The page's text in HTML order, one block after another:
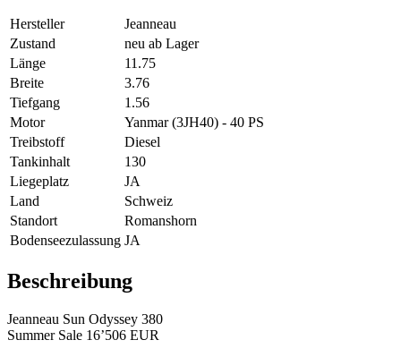
Hersteller
Jeanneau
Zustand
neu ab Lager
Länge
11.75
Breite
3.76
Tiefgang
1.56
Motor
Yanmar (3JH40) - 40 PS
Treibstoff
Diesel
Tankinhalt
130
Liegeplatz
JA
Land
Schweiz
Standort
Romanshorn
Bodenseezulassung JA
Beschreibung
Jeanneau Sun Odyssey 380
Summer Sale 16’506 EUR